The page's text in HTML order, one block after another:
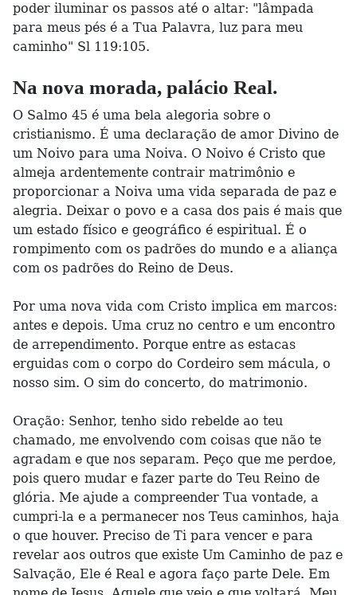
poder iluminar os passos até o altar: "lâmpada
para meus pés é a Tua Palavra, luz para meu
caminho" Sl 119:105.
Na nova morada, palácio Real.
O Salmo 45 é uma bela alegoria sobre o
cristianismo. É uma declaração de amor Divino de
um Noivo para uma Noiva. O Noivo é Cristo que
almeja ardentemente contrair matrimônio e
proporcionar a Noiva uma vida separada de paz e
alegria. Deixar o povo e a casa dos pais é mais que
um estado físico e geográfico é espiritual. É o
rompimento com os padrões do mundo e a aliança
com os padrões do Reino de Deus.
Por uma nova vida com Cristo implica em marcos:
antes e depois. Uma cruz no centro e um encontro
de arrependimento. Porque entre as estacas
erguidas com o corpo do Cordeiro sem mácula, o
nosso sim. O sim do concerto, do matrimonio.
Oração: Senhor, tenho sido rebelde ao teu
chamado, me envolvendo com coisas que não te
agradam e que nos separam. Peço que me perdoe,
pois quero mudar e fazer parte do Teu Reino de
glória. Me ajude a compreender Tua vontade, a
cumpri-la e a permanecer nos Teus caminhos, haja
o que houver. Preciso de Ti para vencer e para
revelar aos outros que existe Um Caminho de paz e
Salvação, Ele é Real e agora faço parte Dele. Em